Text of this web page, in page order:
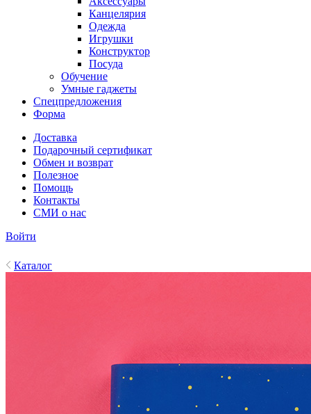
Канцелярия
Одежда
Игрушки
Конструктор
Посуда
Обучение
Умные гаджеты
Спецпредложения
Форма
Доставка
Подарочный сертификат
Обмен и возврат
Полезное
Помощь
Контакты
СМИ о нас
Войти
Каталог